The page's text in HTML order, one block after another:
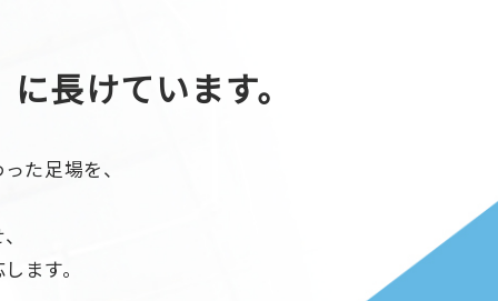
に長けています。
た足場を、
ます。